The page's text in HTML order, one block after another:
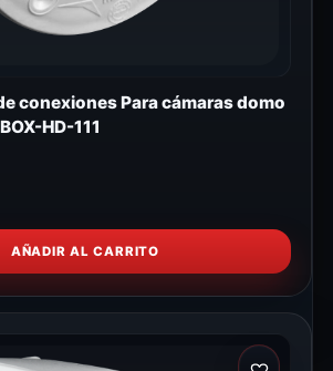
conexiones Para cámaras domo
HD-111
AÑADIR AL CARRITO